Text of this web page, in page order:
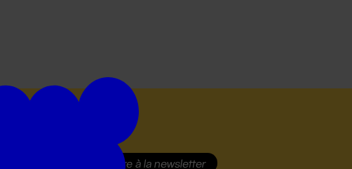
S'inscrire à la newsletter